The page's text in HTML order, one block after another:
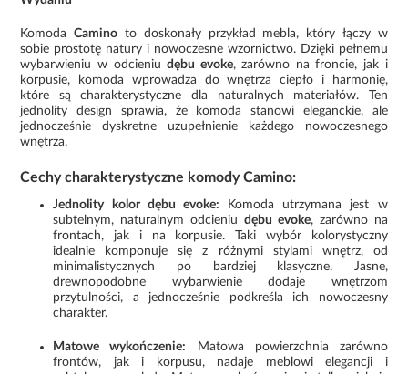
KomodaCamino to doskonały przykład mebla, który łączy w
sobie prostotę natury i nowoczesne wzornictwo. Dzięki pełnemu
wybarwieniu w odcieniudębu evoke, zarówno na froncie, jak i
korpusie, komoda wprowadza do wnętrza ciepło i harmonię,
które są charakterystyczne dla naturalnych materiałów. Ten
jednolity design sprawia, że komoda stanowi eleganckie, ale
jednocześnie dyskretne uzupełnienie każdego nowoczesnego
wnętrza.
Cechy charakterystyczne komody Camino:
Jednolity kolor dębu evoke: Komoda utrzymana jest w
subtelnym, naturalnym odcieniu dębu evoke, zarówno na
frontach, jak i na korpusie. Taki wybór kolorystyczny
idealnie komponuje się z różnymi stylami wnętrz, od
minimalistycznych po bardziej klasyczne. Jasne,
drewnopodobne wybarwienie dodaje wnętrzom
przytulności, a jednocześnie podkreśla ich nowoczesny
charakter.
Matowe wykończenie:
Matowa powierzchnia zarówno
frontów, jak i korpusu, nadaje meblowi elegancji i